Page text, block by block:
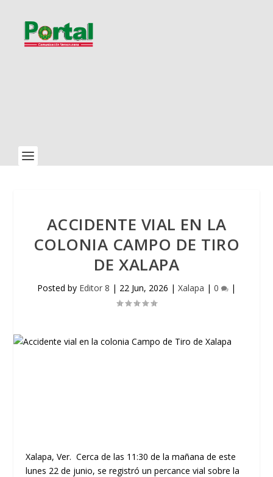
ACCIDENTE VIAL EN LA
COLONIA CAMPO DE TIRO
DE XALAPA
Posted by Editor 8 | 22 Jun, 2026 | Xalapa | 0 |
Xalapa, Ver. Cerca de las 11:30 de la mañana de este
lunes 22 de junio, se registró un percance vial sobre la